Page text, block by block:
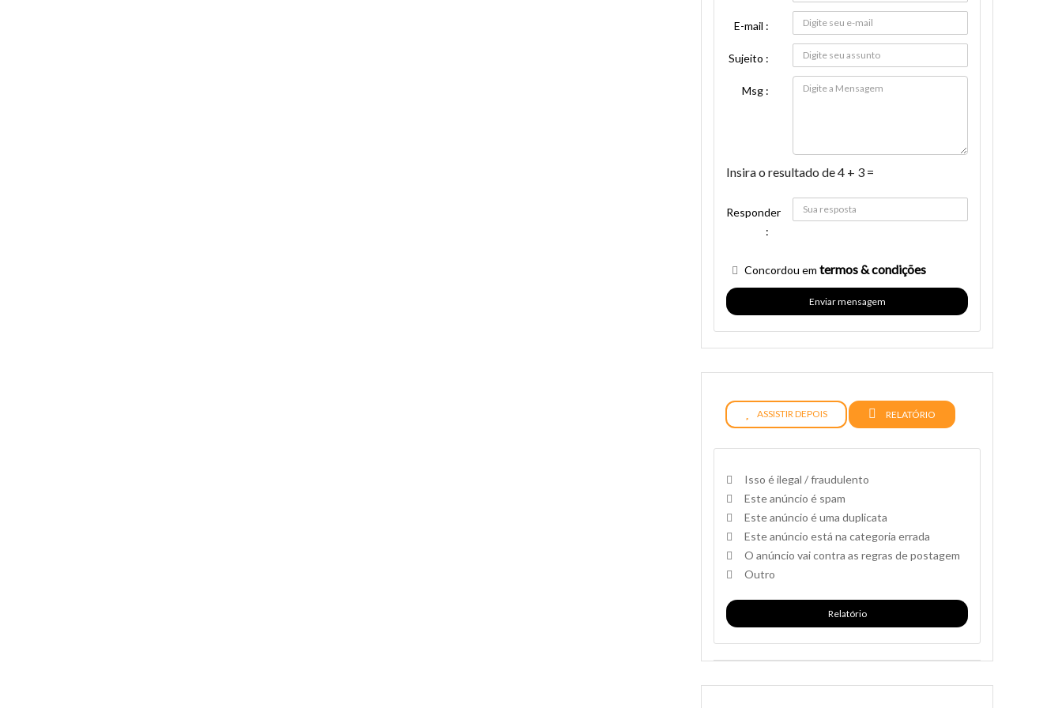
E-mail :
Sujeito :
Msg :
Insira o resultado de 4 + 3 =
Responder
:
Concordou em termos & condições
Enviar mensagem
ASSISTIR DEPOIS RELATÓRIO
Isso é ilegal / fraudulento
Este anúncio é spam
Este anúncio é uma duplicata
Este anúncio está na categoria errada
O anúncio vai contra as regras de postagem
Outro
Relatório